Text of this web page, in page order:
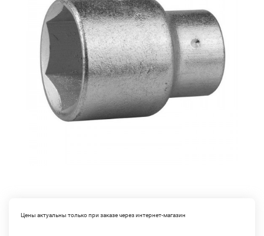
Цены актуальны только при заказе через интернет-магазин